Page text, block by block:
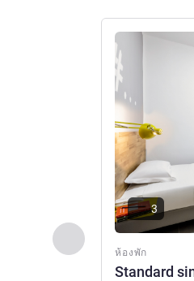
ก่อนหน้า - ห้องพัก
ห้องพัก
Standard
ดูรายละเอียด
3